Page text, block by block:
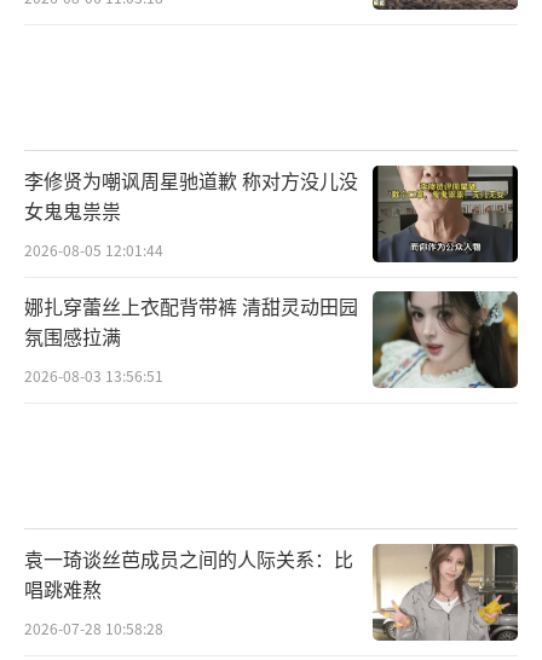
李修贤为嘲讽周星驰道歉 称对方没儿没
女鬼鬼祟祟
2026-08-05 12:01:44
娜扎穿蕾丝上衣配背带裤 清甜灵动田园
氛围感拉满
2026-08-03 13:56:51
袁一琦谈丝芭成员之间的人际关系：比
唱跳难熬
2026-07-28 10:58:28